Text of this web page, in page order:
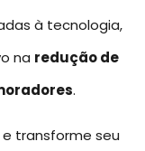
à tecnologia,
na redução de
.
e transforme seu